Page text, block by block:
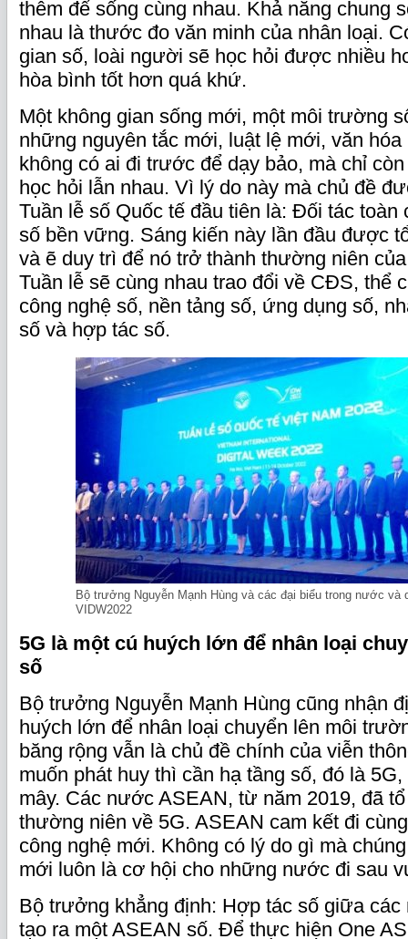
thêm để sống cùng nhau. Khả năng chung
nhau là thước đo văn minh của nhân loại.
gian số, loài người sẽ học hỏi được nhiều
hòa bình tốt hơn quá khứ.
Một không gian sống mới, một môi trường
những nguyên tắc mới, luật lệ mới, văn
không có ai đi trước để dạy bảo, mà chỉ
học hỏi lẫn nhau. Vì lý do này mà chủ đề
Tuần lễ số Quốc tế đầu tiên là: Đối tác
số bền vững. Sáng kiến này lần đầu được
và ẽ duy trì để nó trở thành thường niên
Tuần lễ sẽ cùng nhau trao đổi về CĐS, thể
công nghệ số, nền tảng số, ứng dụng số,
số và hợp tác số.
Bộ trưởng Nguyễn Mạnh Hùng và các đại biểu trong nước và
VIDW2022
5G là một cú huých lớn để nhân loại
số
Bộ trưởng Nguyễn Mạnh Hùng cũng nhận
huých lớn để nhân loại chuyển lên môi
băng rộng vẫn là chủ đề chính của viễn
muốn phát huy thì cần hạ tầng số, đó là
mây. Các nước ASEAN, từ năm 2019, đã
thường niên về 5G. ASEAN cam kết đi
công nghệ mới. Không có lý do gì mà
mới luôn là cơ hội cho những nước đi sau
Bộ trưởng khẳng định: Hợp tác số giữa
tạo ra một ASEAN số. Để thực hiện One